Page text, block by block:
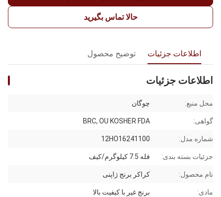
حالا تماس بگیرید
اطلاعات جزئیات توضیح محصول
اطلاعات جزئیات
محل منبع: چوگان
گواهی: BRC, OU KOSHER FDA
شماره مدل: 12HO16241100
جزئیات بسته بندی: فله 7.5 کیلوگرم/کیف
نام محصول: کراکر برنج ژاپنی
مادی: برنج غیر با کیفیت بالا